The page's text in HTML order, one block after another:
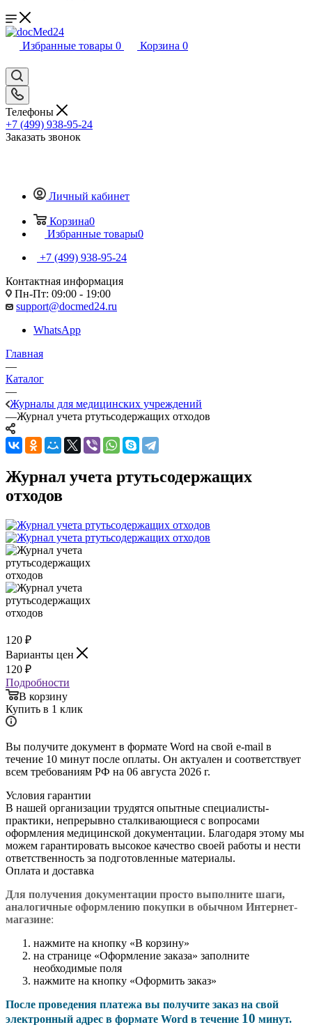
Избранные товары 0 Корзина 0
Телефоны
+7 (499) 938-95-24
Заказать звонок
Личный кабинет
Корзина0
Избранные товары0
+7 (499) 938-95-24
Контактная информация
Пн-Пт: 09:00 - 19:00
support@docmed24.ru
WhatsApp
Главная
—
Каталог
—
Журналы для медицинских учреждений
—Журнал учета ртутьсодержащих отходов
Журнал учета ртутьсодержащих
отходов
120 ₽
Варианты цен
120 ₽
Подробности
В корзину
Купить в 1 клик
Вы получите документ в формате Word на свой e-mail в
течение 10 минут после оплаты. Он актуален и соответствует
всем требованиям РФ на 06 августа 2026 г.
Условия гарантии
В нашей организации трудятся опытные специалисты-
практики, непрерывно сталкивающиеся с вопросами
оформления медицинской документации. Благодаря этому мы
можем гарантировать высокое качество своей работы и нести
ответственность за подготовленные материалы.
Оплата и доставка
Для получения документации просто выполните шаги,
аналогичные оформлению покупки в обычном Интернет-
магазине:
нажмите на кнопку «В корзину»
на странице «Оформление заказа» заполните
необходимые поля
нажмите на кнопку «Оформить заказ»
После проведения платежа вы получите заказ на свой
электронный адрес в формате Word в течение 10 минут.